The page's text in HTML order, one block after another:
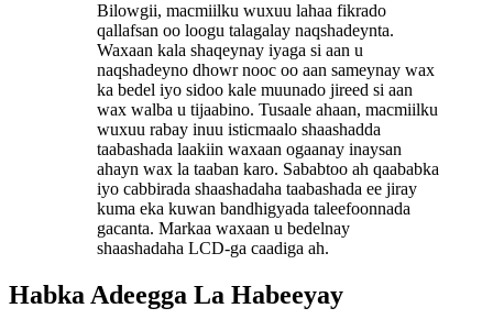
Bilowgii, macmiilku wuxuu lahaa fikrado
qallafsan oo loogu talagalay naqshadeynta.
Waxaan kala shaqeynay iyaga si aan u
naqshadeyno dhowr nooc oo aan sameynay wax
ka bedel iyo sidoo kale muunado jireed si aan
wax walba u tijaabino. Tusaale ahaan, macmiilku
wuxuu rabay inuu isticmaalo shaashadda
taabashada laakiin waxaan ogaanay inaysan
ahayn wax la taaban karo. Sababtoo ah qaababka
iyo cabbirada shaashadaha taabashada ee jiray
kuma eka kuwan bandhigyada taleefoonnada
gacanta. Markaa waxaan u bedelnay
shaashadaha LCD-ga caadiga ah.
Habka Adeegga La Habeeyay